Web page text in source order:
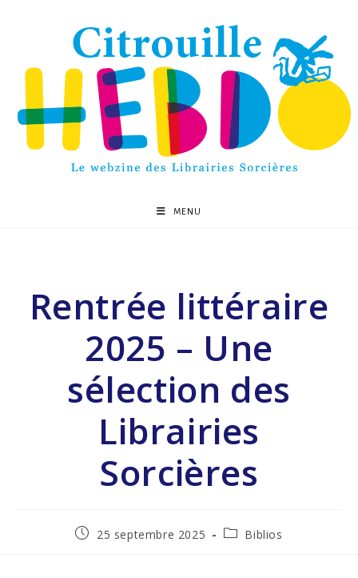
MENU
Rentrée littéraire
2025 – Une
sélection des
Librairies
Sorcières
25 septembre 2025 Biblios